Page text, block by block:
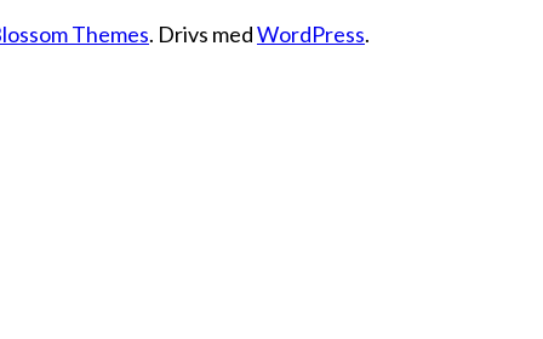
Themes. Drivs medWordPress.